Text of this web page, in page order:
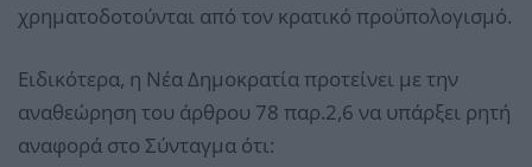
χρηματοδοτούνται από τον κρατικό προϋπολογισμό.
Ειδικότερα, η Νέα Δημοκρατία προτείνει με την
αναθεώρηση του άρθρου 78 παρ.2,6 να υπάρξει ρητή
αναφορά στο Σύνταγμα ότι: